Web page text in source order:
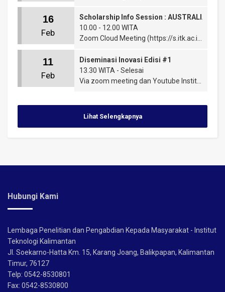
16
Feb
Scholarship Info Session : AUSTRALIA
10.00 - 12.00 WITA
Zoom Cloud Meeting (https://s.itk.ac.id/zoom_aas)
11
Feb
Diseminasi Inovasi Edisi #1
13.30 WITA - Selesai
Via zoom meeting dan Youtube Institut Teknologi Kalimantan
Lihat Selengkapnya
Hubungi Kami
Lembaga Penelitian dan Pengabdian Kepada Masyarakat - Institut
Teknologi Kalimantan
Jl. Soekarno-Hatta Km. 15, Karang Joang, Balikpapan, Kalimantan
Timur, 76127
Telp: 0542-8530801
Fax: 0542-8530800